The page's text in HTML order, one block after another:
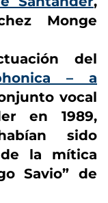
Monge
del
– a
vocal
en 1989,
sido
de la mítica
Savio” de